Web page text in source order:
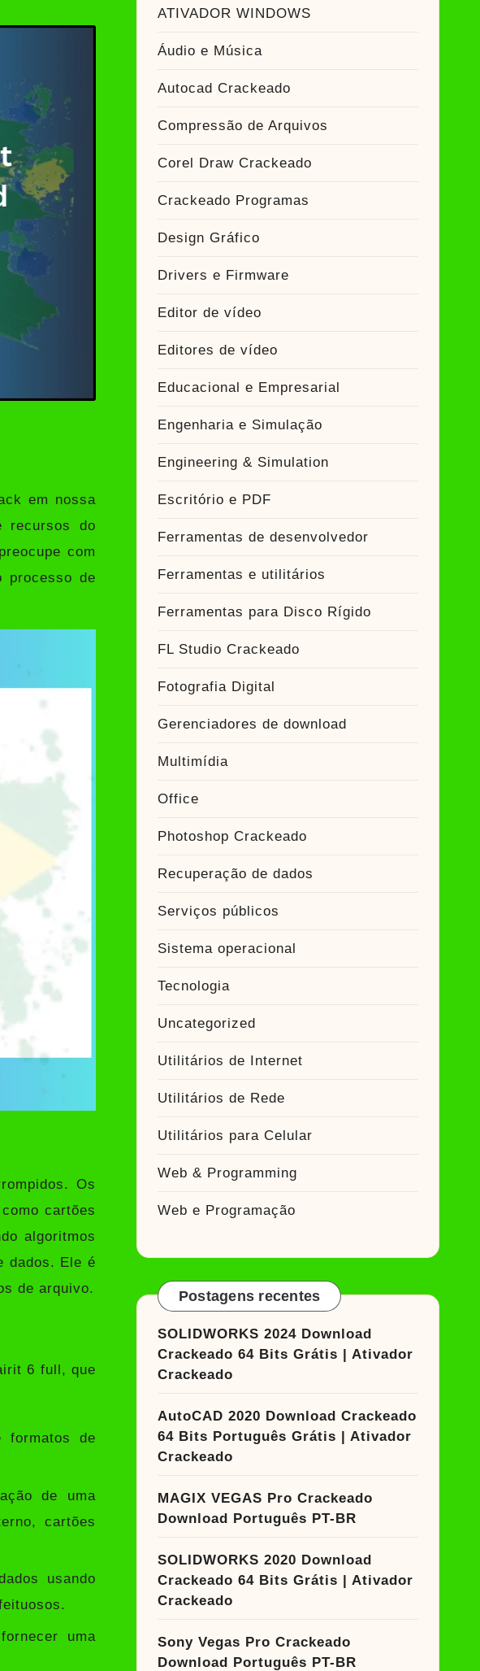
Licença | Ativador Crackeado
& Re-Loader | Ativador Crackeado
em nossa
recursos do
com
processo de
Os
cartões
algoritmos
dados. Ele é
de arquivo.
6 full, que
formatos de
de uma
cartões
usando
uma
ATIVADOR WINDOWS
Áudio e Música
Autocad Crackeado
Compressão de Arquivos
Corel Draw Crackeado
Crackeado Programas
Design Gráfico
Drivers e Firmware
Editor de vídeo
Editores de vídeo
Educacional e Empresarial
Engenharia e Simulação
Engineering & Simulation
Escritório e PDF
Ferramentas de desenvolvedor
Ferramentas e utilitários
Ferramentas para Disco Rígido
FL Studio Crackeado
Fotografia Digital
Gerenciadores de download
Multimídia
Office
Photoshop Crackeado
Recuperação de dados
Serviços públicos
Sistema operacional
Tecnologia
Uncategorized
Utilitários de Internet
Utilitários de Rede
Utilitários para Celular
Web & Programming
Web e Programação
Postagens recentes
SOLIDWORKS 2024 Download
Crackeado 64 Bits Grátis | Ativador
Crackeado
AutoCAD 2020 Download Crackeado
64 Bits Português Grátis | Ativador
Crackeado
MAGIX VEGAS Pro Crackeado
Download Português PT-BR
SOLIDWORKS 2020 Download
Crackeado 64 Bits Grátis | Ativador
Crackeado
Sony Vegas Pro Crackeado
Download Português PT-BR